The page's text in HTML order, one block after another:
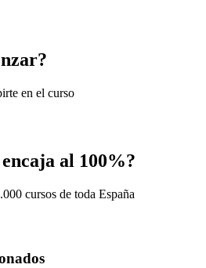
en el curso
al 100%?
cursos de toda España